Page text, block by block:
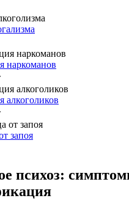
наркоманов
алкоголиков
запоя
психоз: